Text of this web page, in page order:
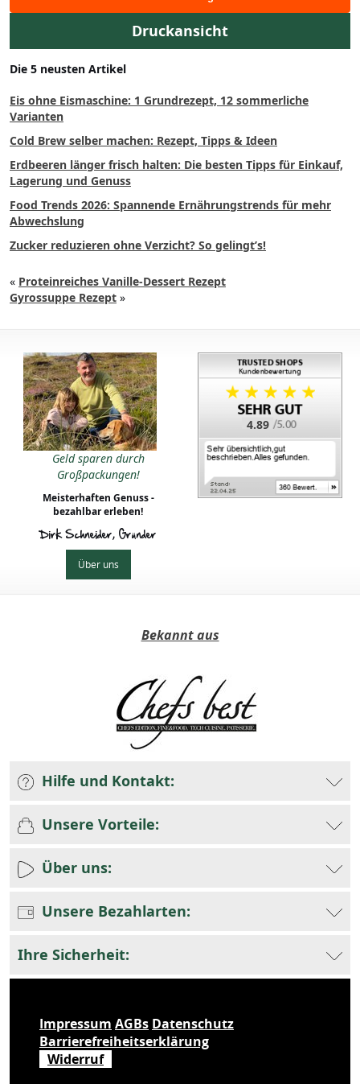
Druckansicht
Die 5 neusten Artikel
Eis ohne Eismaschine: 1 Grundrezept, 12 sommerliche
Varianten
Cold Brew selber machen: Rezept, Tipps & Ideen
Erdbeeren länger frisch halten: Die besten Tipps für Einkauf,
Lagerung und Genuss
Food Trends 2026: Spannende Ernährungstrends für mehr
Abwechslung
Zucker reduzieren ohne Verzicht? So gelingt’s!
« Proteinreiches Vanille-Dessert Rezept
Gyrossuppe Rezept »
Geld sparen durch
Großpackungen!
Meisterhaften Genuss -
bezahlbar erleben!
Dirk Schneider, Gründer
Über uns
4.89
Bekannt aus
Hilfe und Kontakt:
Unsere Vorteile:
Über uns:
Unsere Bezahlarten:
Ihre Sicherheit:
Impressum AGBs Datenschutz
Barrierefreiheitserklärung
Widerruf